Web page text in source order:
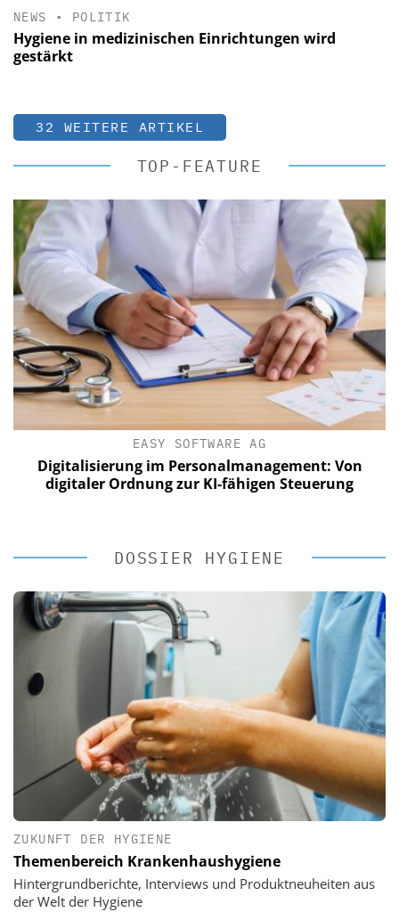
NEWS • POLITIK
Hygiene in medizinischen Einrichtungen wird
gestärkt
32 WEITERE ARTIKEL
TOP-FEATURE
EASY SOFTWARE AG
Digitalisierung im Personalmanagement: Von
digitaler Ordnung zur KI-fähigen Steuerung
DOSSIER HYGIENE
ZUKUNFT DER HYGIENE
Themenbereich Krankenhaushygiene
Hintergrundberichte, Interviews und Produktneuheiten aus
der Welt der Hygiene